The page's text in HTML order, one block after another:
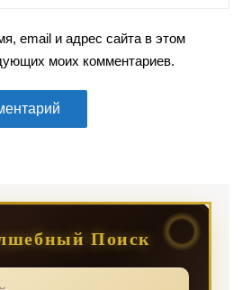
email и адрес сайта в этом
моих комментариев.
Поиск